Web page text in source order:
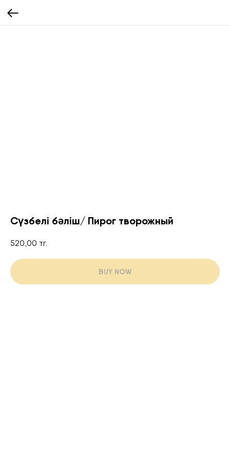
Сүзбелі бәліш/ Пирог творожный
520,00 тг.
BUY NOW